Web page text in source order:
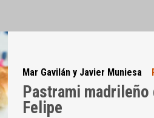
Mar Gavilán y Javier Muniesa
Pastrami madrileño
Felipe